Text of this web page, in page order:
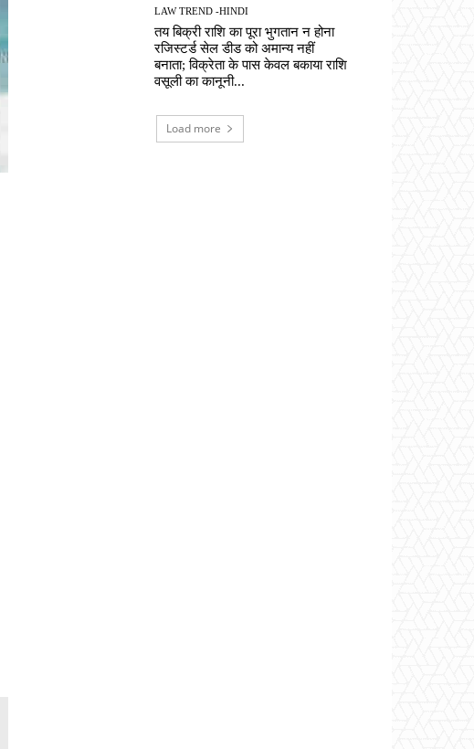
LAW TREND -HINDI
तय बिक्री राशि का पूरा भुगतान न होना
रजिस्टर्ड सेल डीड को अमान्य नहीं
बनाता; विक्रेता के पास केवल बकाया राशि
वसूली का कानूनी...
Load more